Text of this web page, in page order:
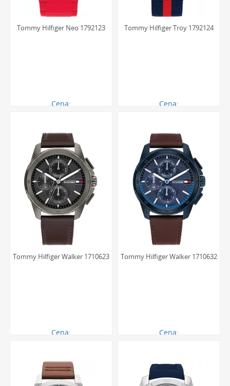
Tommy Hilfiger Neo 1792123
Cena:
Tommy Hilfiger Troy 1792124
Cena:
Tommy Hilfiger Walker 1710623
Cena:
Tommy Hilfiger Walker 1710632
Cena: